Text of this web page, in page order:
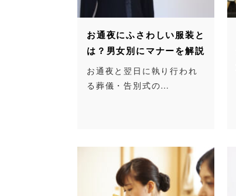
お通夜にふさわしい服装と
は？男女別にマナーを解説
お通夜と翌日に執り行われ
る葬儀・告別式の…